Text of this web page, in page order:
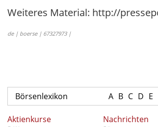
Weiteres Material: http://
de | boerse | 67327973 |
Börsenlexikon A B C D E
Aktienkurse Nachrichten